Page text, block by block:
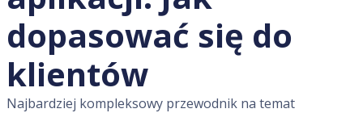
dopasować się do
klientów
Najbardziej kompleksowy przewodnik na temat